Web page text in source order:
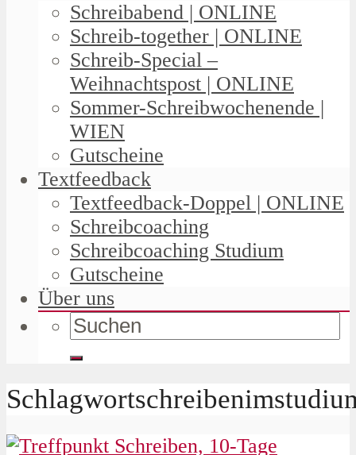
Schreibabend | ONLINE
Schreib-together | ONLINE
Schreib-Special –
Weihnachtspost | ONLINE
Sommer-Schreibwochenende |
WIEN
Gutscheine
Textfeedback
Textfeedback-Doppel | ONLINE
Schreibcoaching
Schreibcoaching Studium
Gutscheine
Über uns